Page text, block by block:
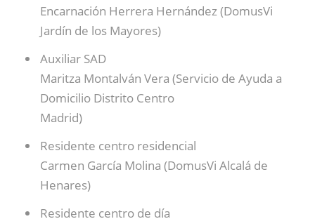
Encarnación Herrera Hernández (DomusVi
Jardín de los Mayores)
Auxiliar SAD
Maritza Montalván Vera (Servicio de Ayuda a
Domicilio Distrito Centro
Madrid)
Residente centro residencial
Carmen García Molina (DomusVi Alcalá de
Henares)
Residente centro de día